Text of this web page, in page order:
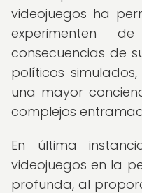
videojuegos ha
experimenten
consecuencias de
políticos
una mayor
complejos
En última
videojuegos en la
profunda, al